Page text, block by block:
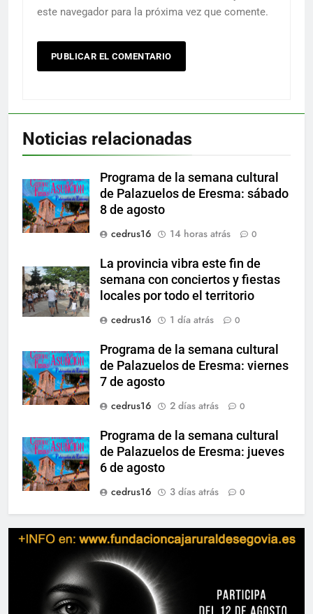
este navegador para la próxima vez que comente.
Noticias relacionadas
Programa de la semana cultural
de Palazuelos de Eresma: sábado
8 de agosto
cedrus16
14 horas atrás 0
La provincia vibra este fin de
semana con conciertos y fiestas
locales por todo el territorio
cedrus16
1 día atrás 0
Programa de la semana cultural
de Palazuelos de Eresma: viernes
7 de agosto
cedrus16
2 días atrás 0
Programa de la semana cultural
de Palazuelos de Eresma: jueves
6 de agosto
cedrus16
3 días atrás 0